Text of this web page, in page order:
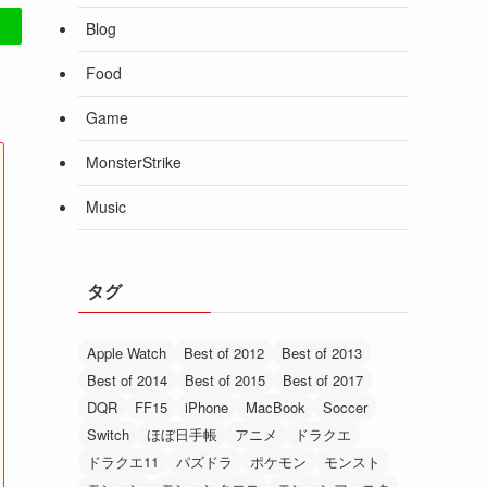
Blog
Food
Game
MonsterStrike
Music
タグ
Apple Watch Best of 2012
Best of 2013
Best of 2014
Best of 2015
Best of 2017
DQR
FF15 iPhone MacBook
Soccer
Switch
ほぼ日手帳 アニメ
ドラクエ
ドラクエ11
パズドラ ポケモン
モンスト